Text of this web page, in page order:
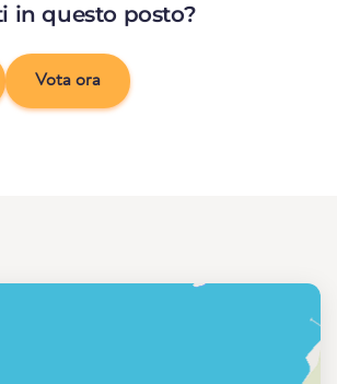
in questo posto?
Vota ora